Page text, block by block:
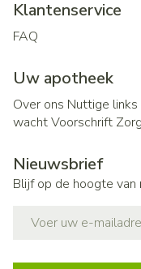
Klantenservice
FAQ
Uw apotheek
Over ons Nuttige links
wachtVoorschrift
Nieuwsbrief
Blijf op de hoogte